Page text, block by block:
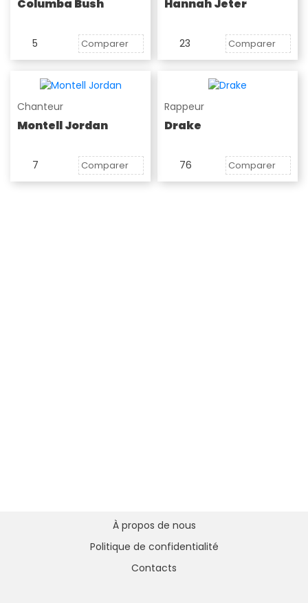
Columba Bush
5 Comparer
Hannah Jeter
23 Comparer
Chanteur
Montell Jordan
7 Comparer
Rappeur
Drake
76 Comparer
À propos de nous
Politique de confidentialité
Contacts